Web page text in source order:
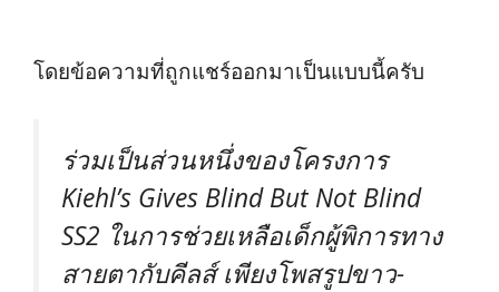
โดยข้อความที่ถูกแชร์ออกมาเป็นแบบนี้ครับ
ร่วมเป็นส่วนหนึ่งของโครงการ
Kiehl’s Gives Blind But Not Blind
SS2 ในการช่วยเหลือเด็กผู้พิการทาง
สายตากับคีลส์ เพียงโพสรูปขาว-